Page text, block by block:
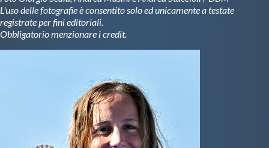
L'uso delle fotografie è consentito solo ed unicamente a testate
registrate per fini editoriali.
Obbligatorio menzionare i credit.